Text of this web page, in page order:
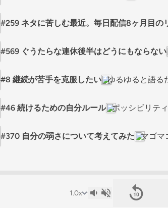
#259 ネタに苦しむ最近。毎日配信8ヶ月目の
#569 ぐうたらな連休後半はどうにもならない
#8 継続が苦手を克服したい ゆるゆると語る
#46 続けるための自分ルール ポッシビリテ
#370 自分の弱さについて考えてみた マゴマ